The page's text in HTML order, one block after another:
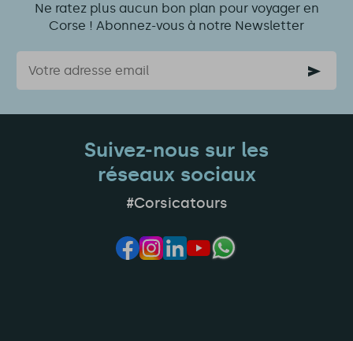
Ne ratez plus aucun bon plan pour voyager en
Corse ! Abonnez-vous à notre Newsletter
Courriel
Suivez-nous sur les
réseaux sociaux
#Corsicatours